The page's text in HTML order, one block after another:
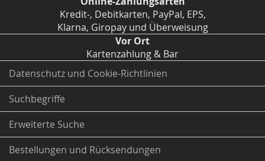
Kredit-, Debitkarten, PayPal, EPS,
Klarna, Giropay und Überweisung
Vor Ort
Kartenzahlung & Bar
Datenschutz und Cookie-Richtlinien
Suchbegriffe
Erweiterte Suche
Bestellungen und Rücksendungen